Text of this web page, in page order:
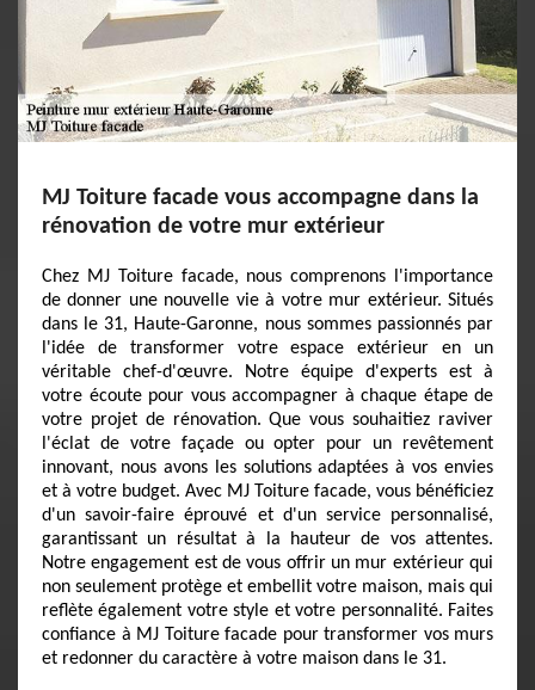
MJ Toiture facade vous accompagne dans la
rénovation de votre mur extérieur
Chez MJ Toiture facade, nous comprenons l'importance
de donner une nouvelle vie à votre mur extérieur. Situés
dans le 31, Haute-Garonne, nous sommes passionnés par
l'idée de transformer votre espace extérieur en un
véritable chef-d'œuvre. Notre équipe d'experts est à
votre écoute pour vous accompagner à chaque étape de
votre projet de rénovation. Que vous souhaitiez raviver
l'éclat de votre façade ou opter pour un revêtement
innovant, nous avons les solutions adaptées à vos envies
et à votre budget. Avec MJ Toiture facade, vous bénéficiez
d'un savoir-faire éprouvé et d'un service personnalisé,
garantissant un résultat à la hauteur de vos attentes.
Notre engagement est de vous offrir un mur extérieur qui
non seulement protège et embellit votre maison, mais qui
reflète également votre style et votre personnalité. Faites
confiance à MJ Toiture facade pour transformer vos murs
et redonner du caractère à votre maison dans le 31.